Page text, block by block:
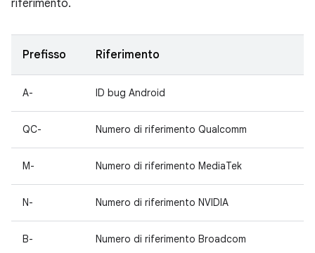
riferimento.
Prefisso Riferimento
A- ID bug Android
QC- Numero di riferimento Qualcomm
M- Numero di riferimento MediaTek
N- Numero di riferimento NVIDIA
B- Numero di riferimento Broadcom